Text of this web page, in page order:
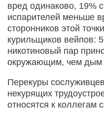
вред одинаково, 19%
испарителей меньше
сторонников этой
курильщиков вейпов:
никотиновый пар
окружающим, чем дым
Перекуры
некурящих
относятся к коллегам